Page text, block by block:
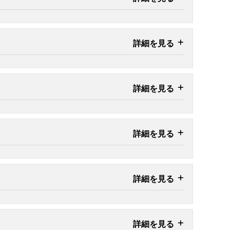
詳細を見る
詳細を見る
詳細を見る
詳細を見る
詳細を見る